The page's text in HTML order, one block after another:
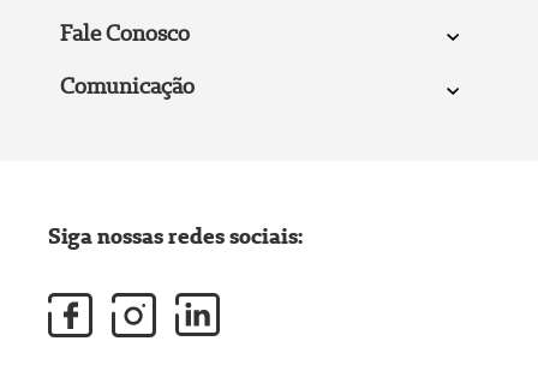
Fale Conosco
Comunicação
Siga nossas redes sociais: